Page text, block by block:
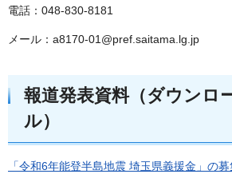
電話：048-830-8181
メール：a8170-01@pref.saitama.lg.jp
報道発表資料（ダウンロ
ル）
「令和6年能登半島地震 埼玉県義援金」の